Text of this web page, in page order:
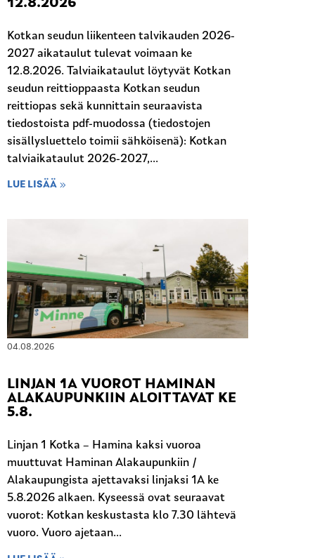
12.8.2026
Kotkan seudun liikenteen talvikauden 2026-
2027 aikataulut tulevat voimaan ke
12.8.2026. Talviaikataulut löytyvät Kotkan
seudun reittioppaasta Kotkan seudun
reittiopas sekä kunnittain seuraavista
tiedostoista pdf-muodossa (tiedostojen
sisällysluettelo toimii sähköisenä): Kotkan
talviaikataulut 2026-2027,...
LUE LISÄÄ
04.08.2026
LINJAN 1A VUOROT HAMINAN
ALAKAUPUNKIIN ALOITTAVAT KE
5.8.
Linjan 1 Kotka – Hamina kaksi vuoroa
muuttuvat Haminan Alakaupunkiin /
Alakaupungista ajettavaksi linjaksi 1A ke
5.8.2026 alkaen. Kyseessä ovat seuraavat
vuorot: Kotkan keskustasta klo 7.30 lähtevä
vuoro. Vuoro ajetaan...